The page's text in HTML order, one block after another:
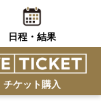
日程・結果
チケット購入